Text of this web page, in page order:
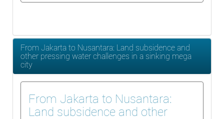
From Jakarta to Nusantara: Land subsidence and
other pressing water challenges in a sinking mega
city
From Jakarta to Nusantara:
Land subsidence and other